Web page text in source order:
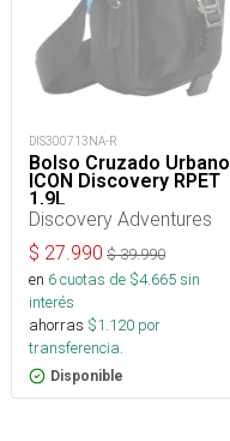
DIS300713NA-R
Bolso Cruzado Urbano
ICON Discovery RPET
1,9L
Discovery Adventures
$ 27.990 $39.990
en 6cuotas de $4.665sin
interés
ahorras $1.120 por
transferencia.
Disponible